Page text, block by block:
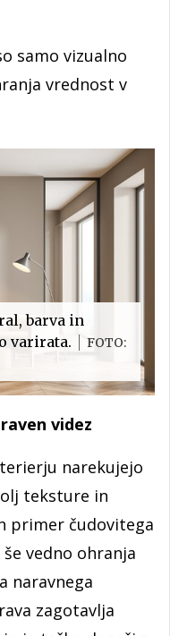
samo vizualno
vrednost v
barva in
varirata.
FOTO:
videz
narekujejo
teksture in
primer čudovitega
vedno ohranja
naravnega
zagotavlja